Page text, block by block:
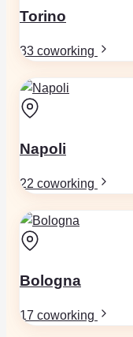
Torino
33 coworking
Napoli
22 coworking
Bologna
17 coworking